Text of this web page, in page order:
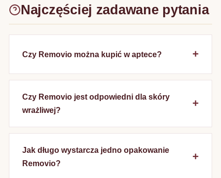
Najczęściej zadawane pytania
Czy Removio można kupić w aptece?
Czy Removio jest odpowiedni dla skóry
wrażliwej?
Jak długo wystarcza jedno opakowanie
Removio?